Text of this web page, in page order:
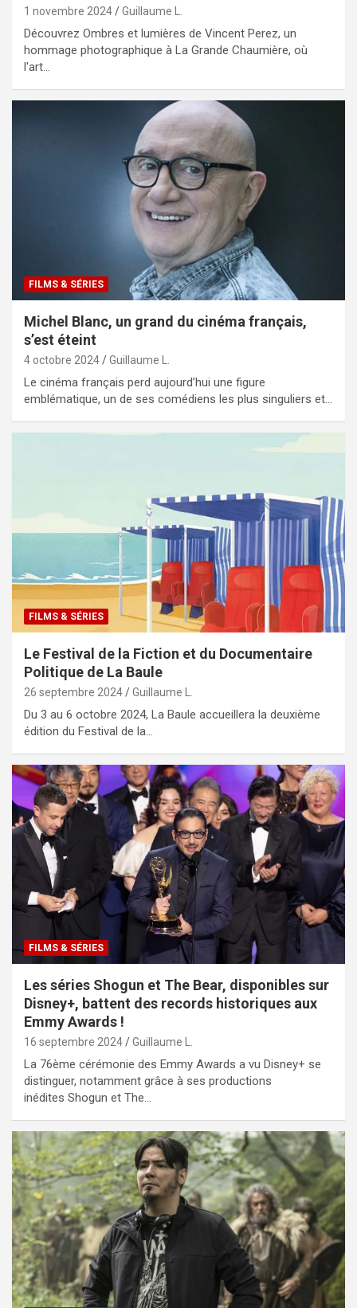
1 novembre 2024 Guillaume L.
Découvrez Ombres et lumières de Vincent Perez, un
hommage photographique à La Grande Chaumière, où
l'art…
FILMS & SÉRIES
Michel Blanc, un grand du cinéma français,
s’est éteint
4 octobre 2024 Guillaume L.
Le cinéma français perd aujourd’hui une figure
emblématique, un de ses comédiens les plus singuliers et…
FILMS & SÉRIES
Le Festival de la Fiction et du Documentaire
Politique de La Baule
26 septembre 2024 Guillaume L.
Du 3 au 6 octobre 2024, La Baule accueillera la deuxième
édition du Festival de la…
FILMS & SÉRIES
Les séries Shogun et The Bear, disponibles sur
Disney+, battent des records historiques aux
Emmy Awards !
16 septembre 2024 Guillaume L.
La 76ème cérémonie des Emmy Awards a vu Disney+ se
distinguer, notamment grâce à ses productions
inédites Shogun et The…